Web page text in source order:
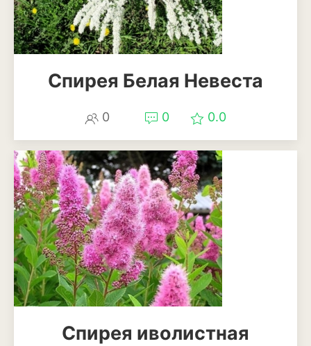
Томат
Тыква
Цветная капуста
Шпинат
Плодовые деревья и
кустарники
Абрикосы
Айва
Актинидия
Алыча
Спирея Белая Невеста
0 0 0.0
Спирея иволистная